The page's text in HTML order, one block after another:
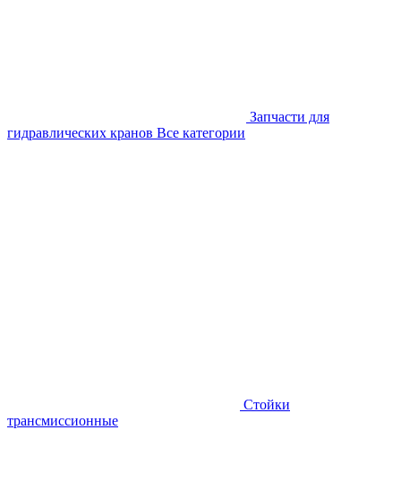
Запчасти для
гидравлических кранов Все категории
Стойки
трансмиссионные